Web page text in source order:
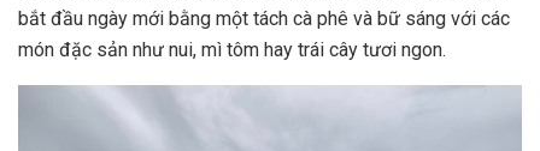
bắt đầu ngày mới bằng một tách cà phê và bữ sáng với các
món đặc sản như nui, mì tôm hay trái cây tươi ngon.